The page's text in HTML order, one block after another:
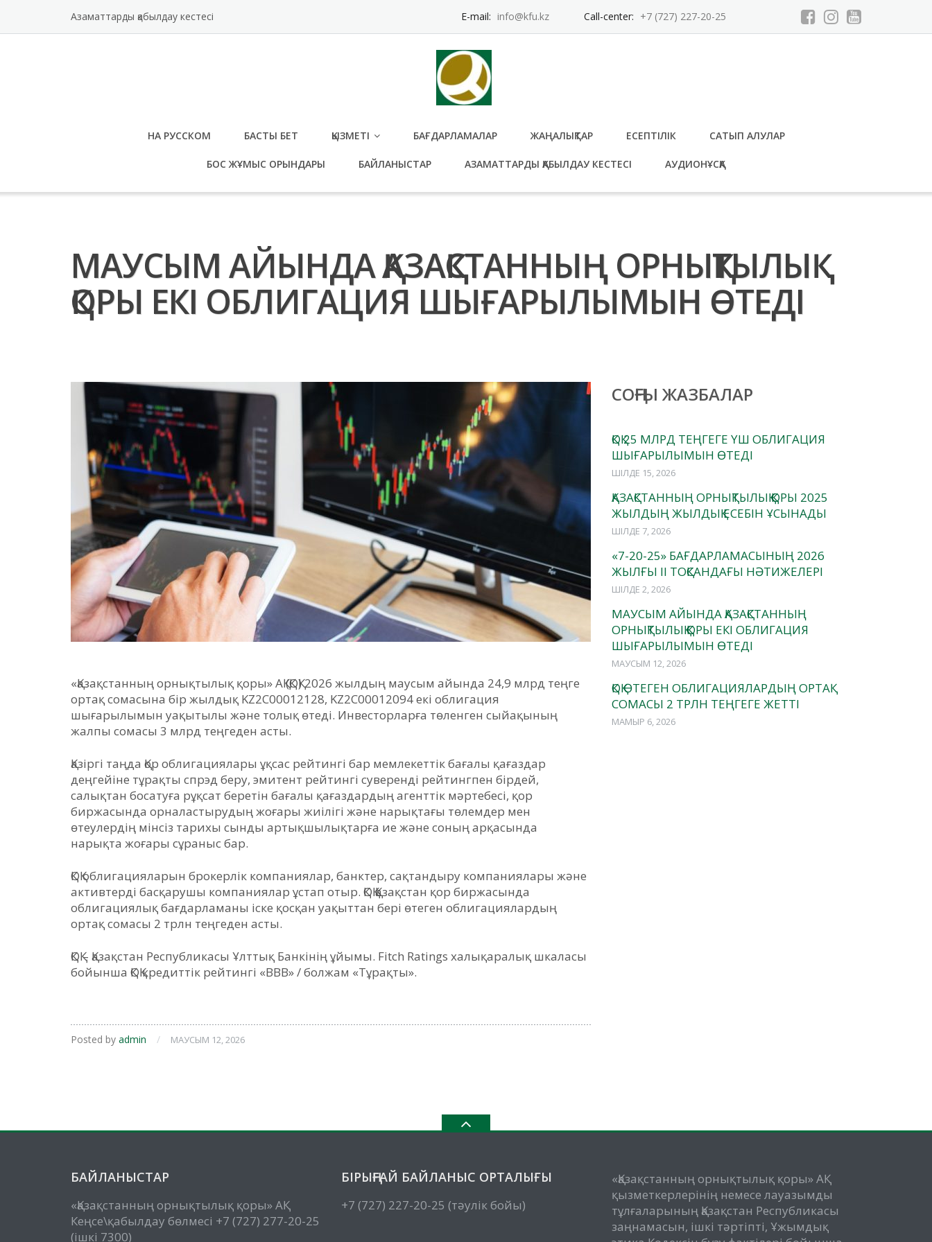
content
Азаматтарды қабылдау кестесі E-mail: info@kfu.kz Call-center: +7 (727) 227-20-25
НА РУССКОМ БАСТЫ БЕТ ҚЫЗМЕТІ БАҒДАРЛАМАЛАР ЖАҢАЛЫҚТАР ЕСЕПТІЛІК САТЫП АЛУЛАР
БОС ЖҰМЫС ОРЫНДАРЫ БАЙЛАНЫСТАР АЗАМАТТАРДЫ ҚАБЫЛДАУ КЕСТЕСІ АУДИОНҰСҚА
МАУСЫМ АЙЫНДА ҚАЗАҚСТАННЫҢ ОРНЫҚТЫЛЫҚ
ҚОРЫ ЕКІ ОБЛИГАЦИЯ ШЫҒАРЫЛЫМЫН ӨТЕДІ
«Қазақстанның орнықтылық қоры» АҚ (ҚОҚ) 2026 жылдың маусым айында 24,9 млрд теңге
ортақ сомасына бір жылдық KZ2C00012128, KZ2C00012094 екі облигация
шығарылымын уақытылы және толық өтеді. Инвесторларға төленген сыйақының
жалпы сомасы 3 млрд теңгеден асты.
Қазіргі таңда Қор облигациялары ұқсас рейтингі бар мемлекеттік бағалы қағаздар
деңгейіне тұрақты спрэд беру, эмитент рейтингі суверенді рейтингпен бірдей,
салықтан босатуға рұқсат беретін бағалы қағаздардың агенттік мәртебесі, қор
биржасында орналастырудың жоғары жиілігі және нарықтағы төлемдер мен
өтеулердің мінсіз тарихы сынды артықшылықтарға ие және соның арқасында
нарықта жоғары сұраныс бар.
ҚОҚ облигацияларын брокерлік компаниялар, банктер, сақтандыру компаниялары және
активтерді басқарушы компаниялар ұстап отыр. ҚОҚ Қазақстан қор биржасында
облигациялық бағдарламаны іске қосқан уақыттан бері өтеген облигациялардың
ортақ сомасы 2 трлн теңгеден асты.
ҚОҚ – Қазақстан Республикасы Ұлттық Банкінің ұйымы. Fitch Ratings халықаралық шкаласы
бойынша ҚОҚ кредиттік рейтингі «BBB» / болжам «Тұрақты».
Posted by admin / МАУСЫМ 12, 2026
СОҢҒЫ ЖАЗБАЛАР
ҚОҚ 25 МЛРД ТЕҢГЕГЕ ҮШ ОБЛИГАЦИЯ
ШЫҒАРЫЛЫМЫН ӨТЕДІ
ШІЛДЕ 15, 2026
ҚАЗАҚСТАННЫҢ ОРНЫҚТЫЛЫҚ ҚОРЫ 2025
ЖЫЛДЫҢ ЖЫЛДЫҚ ЕСЕБІН ҰСЫНАДЫ
ШІЛДЕ 7, 2026
«7-20-25» БАҒДАРЛАМАСЫНЫҢ 2026
ЖЫЛҒЫ II ТОҚСАНДАҒЫ НӘТИЖЕЛЕРІ
ШІЛДЕ 2, 2026
МАУСЫМ АЙЫНДА ҚАЗАҚСТАННЫҢ
ОРНЫҚТЫЛЫҚ ҚОРЫ ЕКІ ОБЛИГАЦИЯ
ШЫҒАРЫЛЫМЫН ӨТЕДІ
МАУСЫМ 12, 2026
ҚОҚ ӨТЕГЕН ОБЛИГАЦИЯЛАРДЫҢ ОРТАҚ
СОМАСЫ 2 ТРЛН ТЕҢГЕГЕ ЖЕТТІ
МАМЫР 6, 2026
БАЙЛАНЫСТАР
«Қазақстанның орнықтылық қоры» АҚ
Кеңсе\қабылдау бөлмесі +7 (727) 277-20-25
(ішкі 7300)
БІРЫҢҒАЙ БАЙЛАНЫС ОРТАЛЫҒЫ
+7 (727) 227-20-25 (тәулік бойы)
«Қазақстанның орнықтылық қоры» АҚ
қызметкерлерінің немесе лауазымды
тұлғаларының Қазақстан Республикасы
заңнамасын, ішкі тәртіпті, Ұжымдық